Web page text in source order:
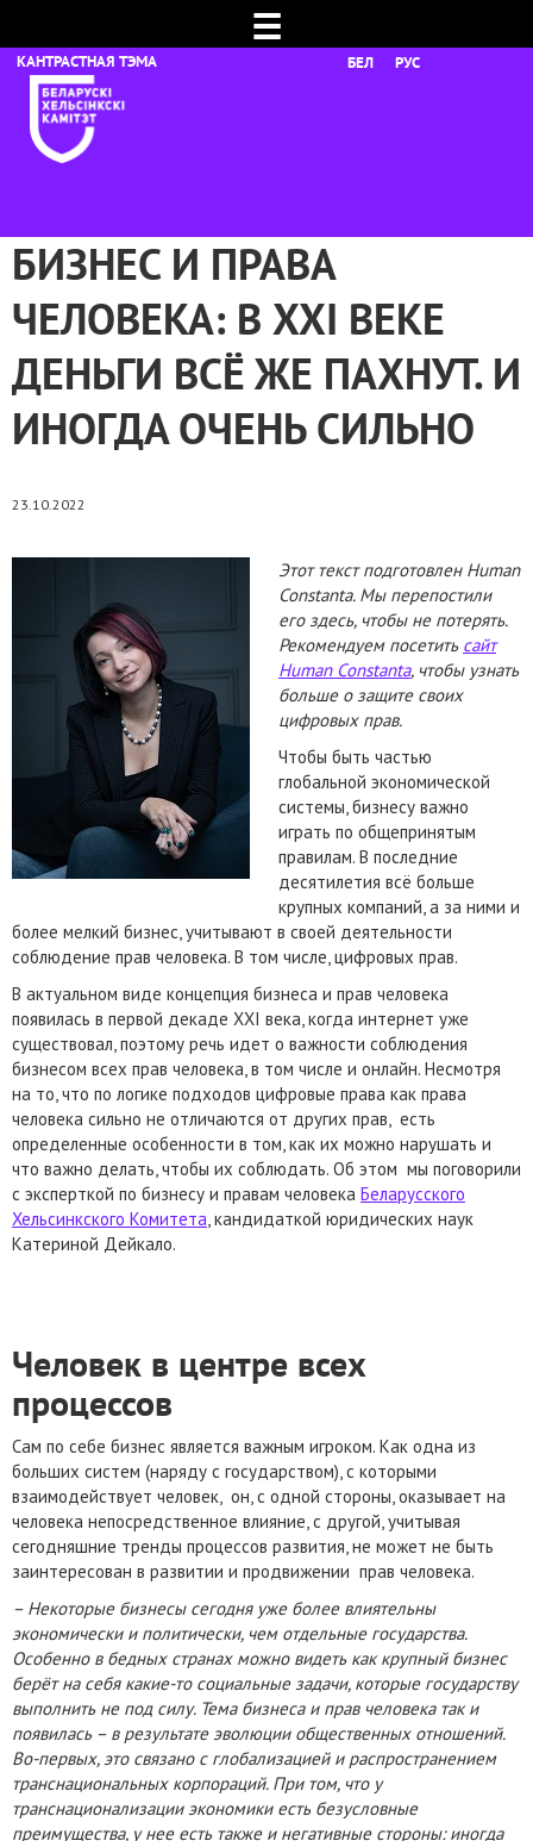
☰
БЕЛ РУС
БИЗНЕС И ПРАВА
ЧЕЛОВЕКА: В XXI ВЕКЕ
ДЕНЬГИ ВСЁ ЖЕ ПАХНУТ. И
ИНОГДА ОЧЕНЬ СИЛЬНО
23.10.2022
Этот текст подготовлен Human
Constanta. Мы перепостили
его здесь, чтобы не потерять.
Рекомендуем посетить сайт
Human Constanta, чтобы узнать
больше о защите своих
цифровых прав.
Чтобы быть частью
глобальной экономической
системы, бизнесу важно
играть по общепринятым
правилам. В последние
десятилетия всё больше
крупных компаний, а за ними и
более мелкий бизнес, учитывают в своей деятельности
соблюдение прав человека. В том числе, цифровых прав.
В актуальном виде концепция бизнеса и прав человека
появилась в первой декаде XXI века, когда интернет уже
существовал, поэтому речь идет о важности соблюдения
бизнесом всех прав человека, в том числе и онлайн. Несмотря
на то, что по логике подходов цифровые права как права
человека сильно не отличаются от других прав, есть
определенные особенности в том, как их можно нарушать и
что важно делать, чтобы их соблюдать. Об этом мы поговорили
с эксперткой по бизнесу и правам человека Беларусского
Хельсинкского Комитета, кандидаткой юридических наук
Катериной Дейкало.
Человек в центре всех
процессов
Сам по себе бизнес является важным игроком. Как одна из
больших систем (наряду с государством), с которыми
взаимодействует человек, он, с одной стороны, оказывает на
человека непосредственное влияние, с другой, учитывая
сегодняшние тренды процессов развития, не может не быть
заинтересован в развитии и продвижении прав человека.
– Некоторые бизнесы сегодня уже более влиятельны
экономически и политически, чем отдельные государства.
Особенно в бедных странах можно видеть как крупный бизнес
берёт на себя какие-то социальные задачи, которые государству
выполнить не под силу. Тема бизнеса и прав человека так и
появилась – в результате эволюции общественных отношений.
Во-первых, это связано с глобализацией и распространением
транснациональных корпораций. При том, что у
транснационализации экономики есть безусловные
преимущества, у нее есть также и негативные стороны: иногда